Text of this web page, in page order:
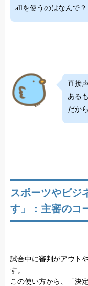
allを使うのはなんで？
直接
ある
だか
スポーツやビジ
す」：主審のコ
試合中に審判がアウト
す。
この使い方から、「決